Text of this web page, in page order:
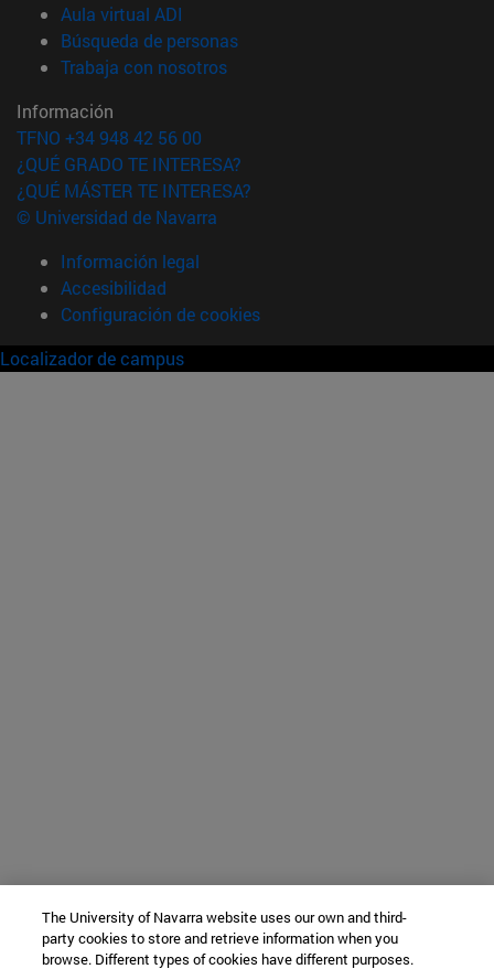
Aula virtual ADI
Búsqueda de personas(abre en nueva ventana)
Trabaja con nosotros(abre en nueva ventana)
Información
TFNO +34 948 42 56 00
¿QUÉ GRADO TE INTERESA?
¿QUÉ MÁSTER TE INTERESA?
© Universidad de Navarra
Información legal
Accesibilidad
Configuración de cookies
Localizador de campus
The University of Navarra website uses our own and third-
party cookies to store and retrieve information when you
browse. Different types of cookies have different purposes.